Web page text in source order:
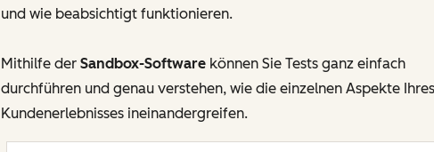
und wie beabsichtigt funktionieren.
Mithilfe der Sandbox-Softwarekönnen Sie Tests ganz einfach
durchführen und genau verstehen, wie die einzelnen Aspekte Ihres
Kundenerlebnisses ineinandergreifen.